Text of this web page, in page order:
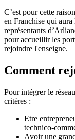
C’est pour cette
en Franchise qui
représentants
pour accueillir les
rejoindre l'enseigne.
Comment
Pour intégrer le
critères :
Etre
technico-
Avoir une